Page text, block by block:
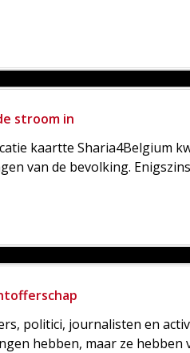
stroom in
kaartte Sharia4Belgium
van de bevolking.
politici, journalisten en
hebben, maar ze hebben